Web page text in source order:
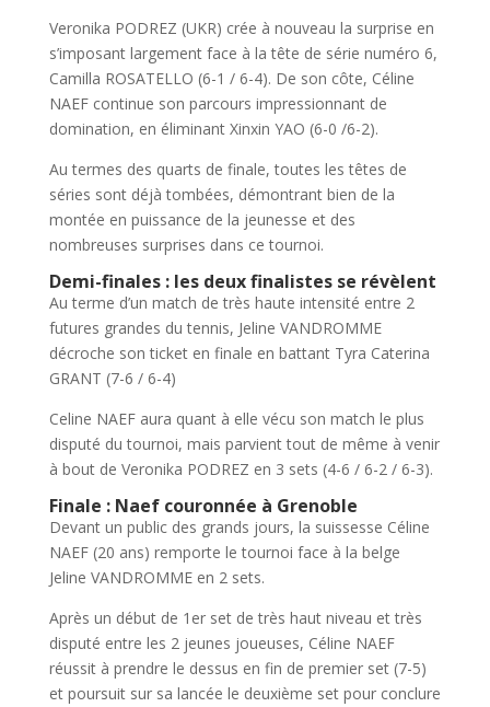
Veronika PODREZ (UKR) crée à nouveau la surprise en
s’imposant largement face à la tête de série numéro 6,
Camilla ROSATELLO (6-1 / 6-4). De son côte, Céline
NAEF continue son parcours impressionnant de
domination, en éliminant Xinxin YAO (6-0 /6-2).
Au termes des quarts de finale, toutes les têtes de
séries sont déjà tombées, démontrant bien de la
montée en puissance de la jeunesse et des
nombreuses surprises dans ce tournoi.
Demi-finales : les deux finalistes se révèlent
Au terme d’un match de très haute intensité entre 2
futures grandes du tennis, Jeline VANDROMME
décroche son ticket en finale en battant Tyra Caterina
GRANT (7-6 / 6-4)
Celine NAEF aura quant à elle vécu son match le plus
disputé du tournoi, mais parvient tout de même à venir
à bout de Veronika PODREZ en 3 sets (4-6 / 6-2 / 6-3).
Finale : Naef couronnée à Grenoble
Devant un public des grands jours, la suissesse Céline
NAEF (20 ans) remporte le tournoi face à la belge
Jeline VANDROMME en 2 sets.
Après un début de 1er set de très haut niveau et très
disputé entre les 2 jeunes joueuses, Céline NAEF
réussit à prendre le dessus en fin de premier set (7-5)
et poursuit sur sa lancée le deuxième set pour conclure